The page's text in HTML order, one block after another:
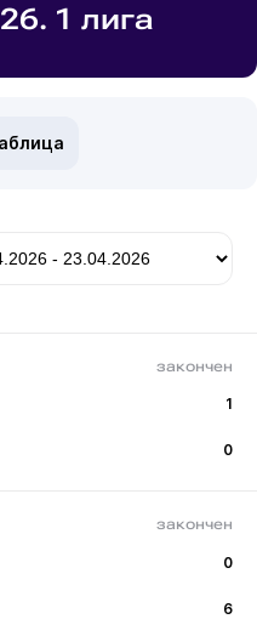
1 лига
закончен
1
0
закончен
0
6